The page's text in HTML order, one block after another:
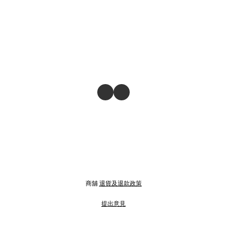
商舖 退貨及退款政策
提出意見